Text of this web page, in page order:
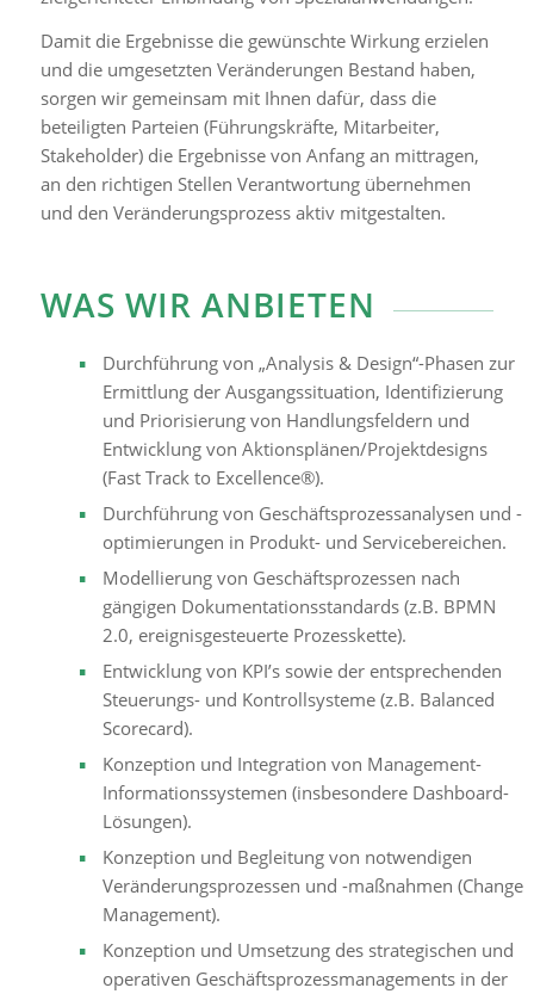
Damit die Ergebnisse die gewünschte Wirkung erzielen
und die umgesetzten Veränderungen Bestand haben,
sorgen wir gemeinsam mit Ihnen dafür, dass die
beteiligten Parteien (Führungskräfte, Mitarbeiter,
Stakeholder) die Ergebnisse von Anfang an mittragen,
an den richtigen Stellen Verantwortung übernehmen
und den Veränderungsprozess aktiv mitgestalten.
WAS WIR ANBIETEN
Durchführung von „Analysis & Design“-Phasen zur
Ermittlung der Ausgangssituation, Identifizierung
und Priorisierung von Handlungsfeldern und
Entwicklung von Aktionsplänen/Projektdesigns
(Fast Track to Excellence®).
Durchführung von Geschäftsprozessanalysen und -
optimierungen in Produkt- und Servicebereichen.
Modellierung von Geschäftsprozessen nach
gängigen Dokumentationsstandards (z.B. BPMN
2.0, ereignisgesteuerte Prozesskette).
Entwicklung von KPI’s sowie der entsprechenden
Steuerungs- und Kontrollsysteme (z.B. Balanced
Scorecard).
Konzeption und Integration von Management-
Informationssystemen (insbesondere Dashboard-
Lösungen).
Konzeption und Begleitung von notwendigen
Veränderungsprozessen und -maßnahmen (Change
Management).
Konzeption und Umsetzung des strategischen und
operativen Geschäftsprozessmanagements in der